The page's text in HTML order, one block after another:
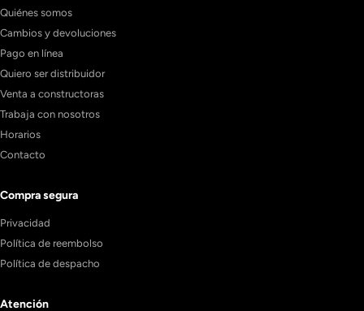
Quiénes somos
Cambios y devoluciones
Pago en línea
Quiero ser distribuidor
Venta a constructoras
Trabaja con nosotros
Horarios
Contacto
Compra segura
Privacidad
Política de reembolso
Política de despacho
Atención